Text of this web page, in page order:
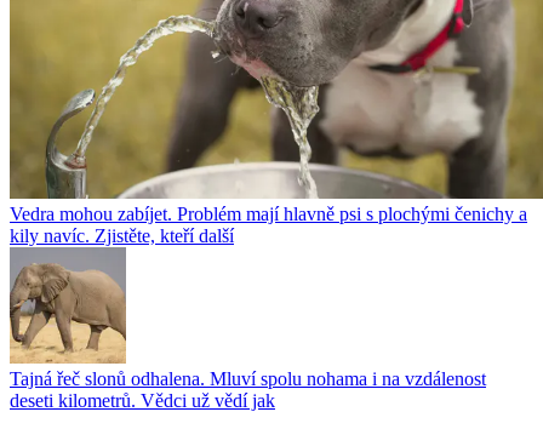
Vedra mohou zabíjet. Problém mají hlavně psi s plochými čenichy a
kily navíc. Zjistěte, kteří další
Tajná řeč slonů odhalena. Mluví spolu nohama i na vzdálenost
deseti kilometrů. Vědci už vědí jak